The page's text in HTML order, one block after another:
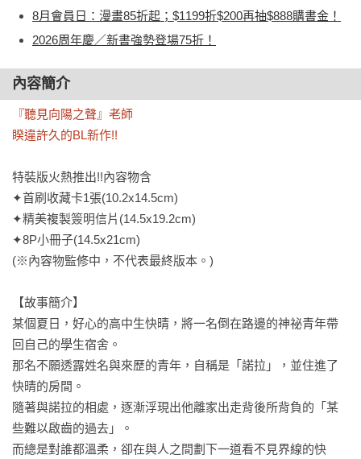
8月會員日：漫畫85折起；$1199折$200再抽$888購書金！
2026周年慶／新書強勢登場75折！
內容簡介
『聽見向陽之聲』老師
睽違許久的BL新作!!
特裝版火熱推出!!內容物含
✦首刷收藏卡1張(10.2x14.5cm)
✦精美複製簽明信片(14.5x19.2cm)
✦8P小冊子(14.5x21cm)
(※內容物監修中，不代表最終版本。)
【故事簡介】
某個夏日，好心的高中生快晴，將一名倒在路邊的神祕青年帶
回自己的學生宿舍。
那名不願透露姓名與來歷的青年，自稱是「諾拉」，並住進了
快晴的房間。
隨著與諾拉的相處，逐漸浮現出他離家出走背後所背負的「某
些難以啟齒的過去」。
而總是對誰都溫柔，卻在與人之間劃下一道看不見界線的快